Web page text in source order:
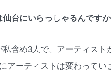
台にいらっしゃるんですか
含め3人で、アーティスト
アーティストは変わって